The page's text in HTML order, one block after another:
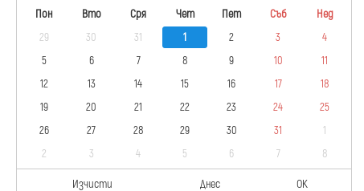
Пон
Вто Сря Чет Пет Съб
Нед
29
30 31 1 2 3
4
5
6 7 8 9 10
11
12
13 14 15 16 17
18
19
20 21 22 23 24
25
26
27 28 29 30 31
1
2
3 4 5 6 7 8
Изчисти Днес OK